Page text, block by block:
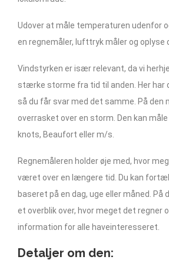
Udover at måle temperaturen udenfor
en regnemåler, lufttryk måler og oplyse
Vindstyrken er især relevant, da vi
stærke storme fra tid til anden. Her har
så du får svar med det samme. På den
overrasket over en storm. Den kan
knots, Beaufort eller m/s.
Regnemåleren holder øje med, hvor
været over en længere tid. Du kan
baseret på en dag, uge eller måned. På
et overblik over, hvor meget det regner
information for alle haveinteresseret.
Detaljer om den: